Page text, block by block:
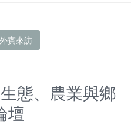
外賓來訪
態、農業與鄉
壇